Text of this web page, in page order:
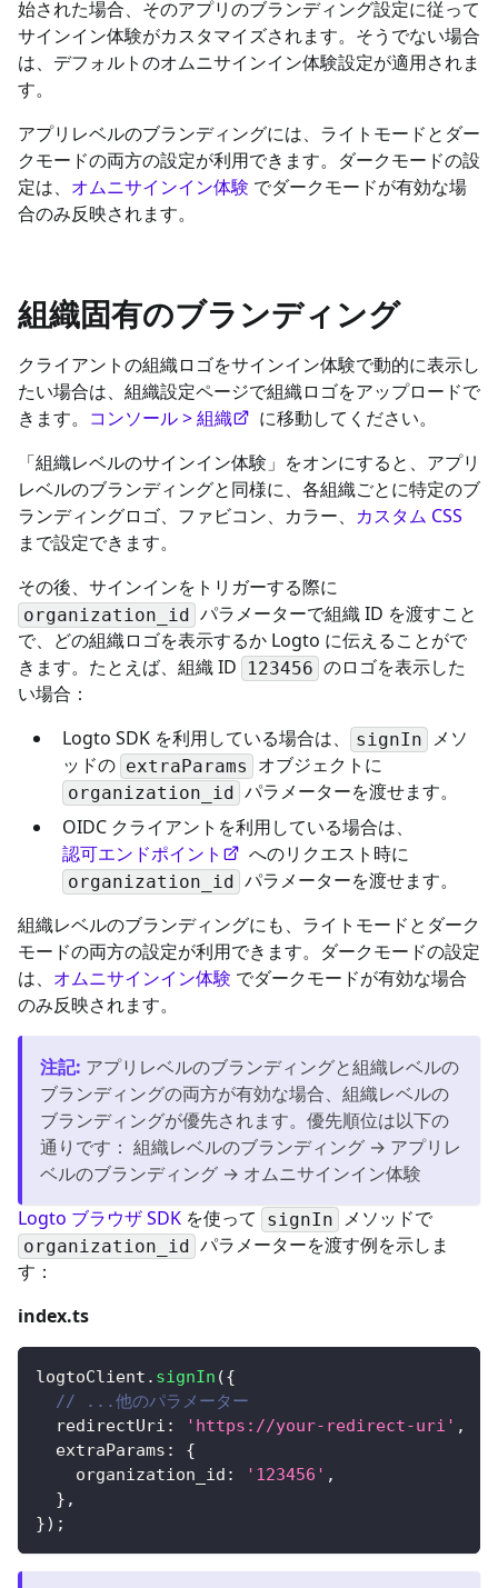
始された場合、そのアプリのブランディング設定に従って
サインイン体験がカスタマイズされます。そうでない場合
は、デフォルトのオムニサインイン体験設定が適用されま
す。
アプリレベルのブランディングには、ライトモードとダー
クモードの両方の設定が利用できます。ダークモードの設
定は、 オムニサインイン体験 でダークモードが有効な場
合のみ反映されます。
組織固有のブランディング
クライアントの組織ロゴをサインイン体験で動的に表示し
たい場合は、組織設定ページで組織ロゴをアップロードで
きます。 コンソール > 組織
に移動してください。
「組織レベルのサインイン体験」をオンにすると、アプリ
レベルのブランディングと同様に、各組織ごとに特定のブ
ランディングロゴ、ファビコン、カラー、 カスタム CSS
まで設定できます。
その後、サインインをトリガーする際に
organization_id パラメーターで組織 ID を渡すこと
で、どの組織ロゴを表示するか Logto に伝えることがで
きます。たとえば、組織 ID
123456 のロゴを表示した
い場合：
Logto SDK を利用している場合は、
signIn
メソ
ッドの extraParams オブジェクトに
organization_id パラメーターを渡せます。
OIDC クライアントを利用している場合は、
認可エンドポイント
へのリクエスト時に
organization_id パラメーターを渡せます。
組織レベルのブランディングにも、ライトモードとダーク
モードの両方の設定が利用できます。ダークモードの設定
は、 オムニサインイン体験 でダークモードが有効な場合
のみ反映されます。
注記: アプリレベルのブランディングと組織レベルの
ブランディングの両方が有効な場合、組織レベルの
ブランディングが優先されます。優先順位は以下の
通りです： 組織レベルのブランディング → アプリレ
ベルのブランディング → オムニサインイン体験
Logto ブラウザ SDK を使って signIn メソッドで
organization_id パラメーターを渡す例を示しま
す：
index.ts
logtoClient . signIn ({
// ...他のパラメーター
  redirectUri
: 'https://your-redirect-uri' ,
  extraParams
:
{
    organization_id
: '123456' ,
} ,
}) ;